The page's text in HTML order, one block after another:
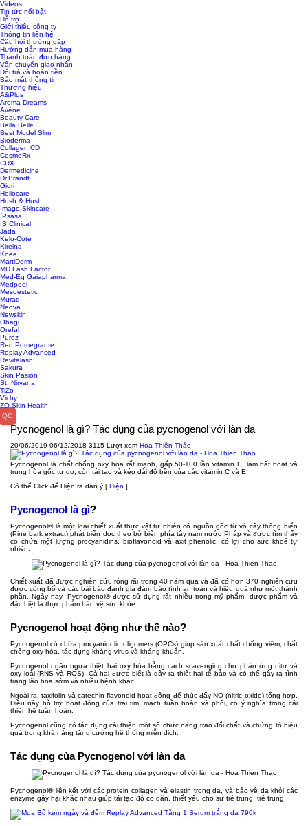
Videos
Tin tức nổi bật
Hỗ trợ
Giới thiệu công ty
Thông tin liên hệ
Câu hỏi thường gặp
Hướng dẫn mua hàng
Thanh toán đơn hàng
Vận chuyển giao nhận
Đổi trả và hoàn tiền
Bảo mật thông tin
Thương hiệu
A&Plus
Aroma Dreams
Avène
Beauty Care
Bella Belle
Best Model Slim
Bioderma
Collagen CD
CosmeRx
CRX
Dermedicine
Dr.Brandt
Giori
Heliocare
Hush & Hush
Image Skincare
íPsasa
IS Clinical
Jada
Kelo-Cote
Kireina
Koee
MartiDerm
MD Lash Factor
Med-Eq Gaiapharma
Medpeel
Mesoestetic
Murad
Neova
Newskin
Obagi
Oreful
Puroz
Red Pomegrante
Replay Advanced
Revitalash
Sakura
Skin Pasión
St. Nirvana
TiZo
Vichy
ZO Skin Health
Pycnogenol là gì? Tác dụng của pycnogenol với làn da
20/06/2019 06/12/2018 3115 Lượt xem Hoa Thiên Thảo
Pycnogenol là chất chống oxy hóa rất mạnh, gấp 50-100 lần vitamin E, làm bất hoạt và
trung hòa gốc tự do, còn tái tạo và kéo dài độ bền của các vitamin C và E.
Có thể Click để Hiện ra dàn ý [ Hiện ]
Pycnogenol là gì?
Pycnogenol® là một loại chiết xuất thực vật tự nhiên có nguồn gốc từ vỏ cây thông biển
(Pine bark extract) phát triển dọc theo bờ biển phía tây nam nước Pháp và được tìm thấy
có chứa một lượng procyanidins, bioflavonoid và axit phenolic, có lợi cho sức khoẻ tự
nhiên.
Chiết xuất đã được nghiên cứu rộng rãi trong 40 năm qua và đã có hơn 370 nghiên cứu
được công bố và các bài báo đánh giá đảm bảo tính an toàn và hiệu quả như một thành
phần. Ngày nay, Pycnogenol® được sử dụng rất nhiều trong mỹ phẩm, dược phẩm và
đặc biệt là thực phẩm bảo vệ sức khỏe.
Pycnogenol hoạt động như thế nào?
Pycnogenol có chứa procyanidolic oligomers (OPCs) giúp sản xuất chất chống viêm, chất
chống oxy hóa, tác dụng kháng virus và kháng khuẩn.
Pycnogenol ngăn ngừa thiệt hại oxy hóa bằng cách scavenging cho phản ứng nitơ và
oxy loài (RNS và ROS). Cả hai được biết là gây ra thiệt hại tế bào và có thể gây ra tình
trạng lão hóa sớm và nhiều bệnh khác.
Ngoài ra, taxifolin và catechin flavonoid hoạt động để thúc đẩy NO (nitric oxide) tổng hợp.
Điều này hỗ trợ hoạt động của trái tim, mạch tuần hoàn và phổi, có ý nghĩa trong cải
thiện hệ tuần hoàn.
Pycnogenol cũng có tác dụng cải thiện một số chức năng trao đổi chất và chứng tỏ hiệu
quả trong khả năng tăng cường hệ thống miễn dịch.
Tác dụng của Pycnogenol với làn da
Pycnogenol® liên kết với các protein collagen và elastin trong da, và bảo vệ da khỏi các
enzyme gây hại khác nhau giúp tái tạo độ co dãn, thiết yếu cho sự trẻ trung, trẻ trung.